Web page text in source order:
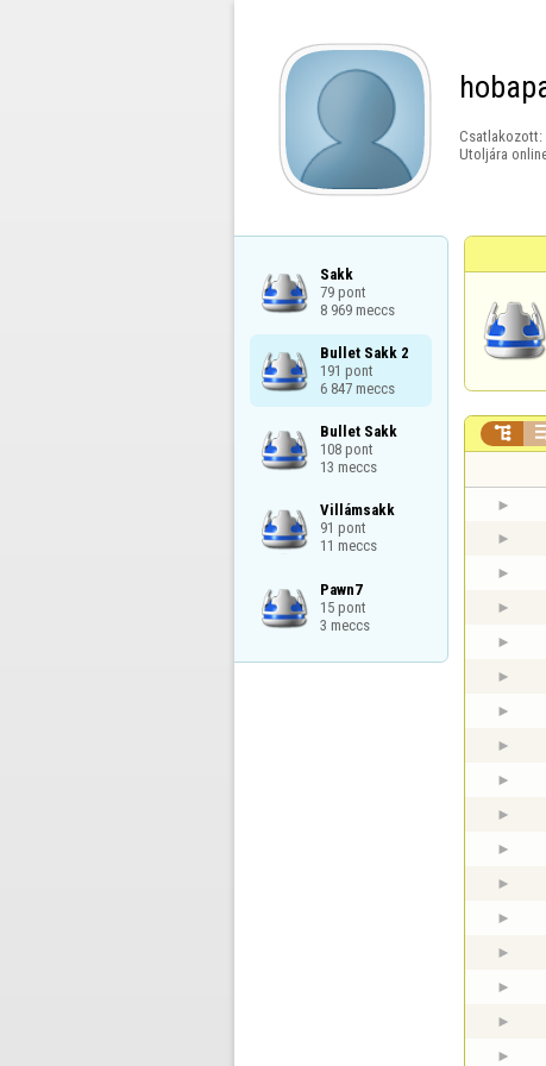
Csatlakozott:
Utoljára
Sakk
79 pont
8 969 meccs
Bullet Sakk 2
191 pont
6 847 meccs
Bullet Sakk
108 pont
13 meccs
Villámsakk
91 pont
11 meccs
Pawn7
15 pont
3 meccs
